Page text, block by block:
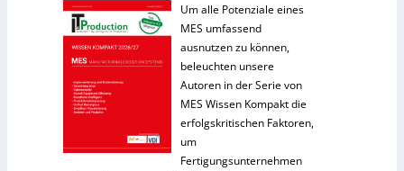
Um alle Potenziale eines
MES umfassend
ausnutzen zu können,
beleuchten unsere
Autoren in der Serie von
MES Wissen Kompakt die
erfolgskritischen Faktoren,
um
Fertigungsunternehmen